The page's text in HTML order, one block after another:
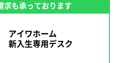
求も承っております
アイワホーム
新入生専用デスク